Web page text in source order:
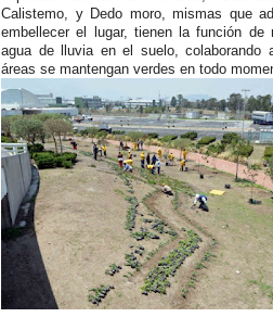
Calistemo, y Dedo moro, mismas que
embellecer el lugar, tienen la función de
agua de lluvia en el suelo, colaborando
áreas se mantengan verdes en todo